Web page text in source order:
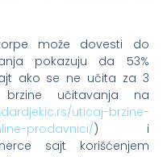
može dovesti do
pokazuju da 53%
ako se ne učita za 3
brzine učitavanja na
uticaj-brzine-
prodavnici/) i
sajt korišćenjem